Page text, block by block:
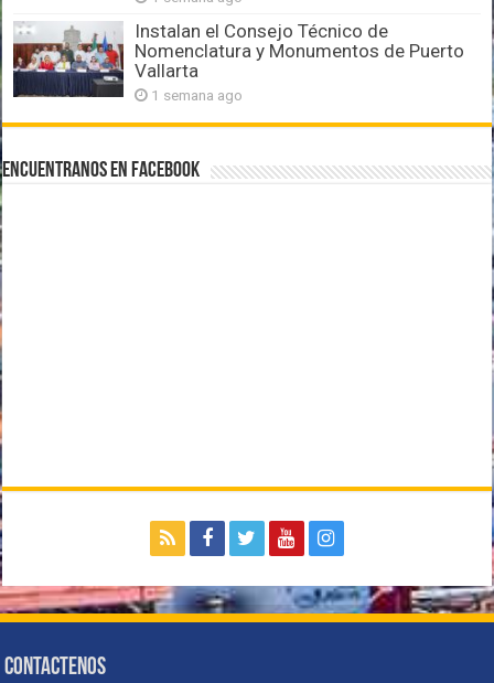
Instalan el Consejo Técnico de
Nomenclatura y Monumentos de Puerto
Vallarta
1 semana ago
Encuentranos en Facebook
Contactenos